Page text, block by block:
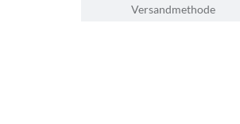
Versandmethode